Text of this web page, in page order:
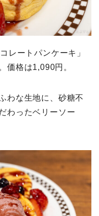
レートパンケーキ」
価格は1,090円。
わな生地に、砂糖不
わったベリーソー